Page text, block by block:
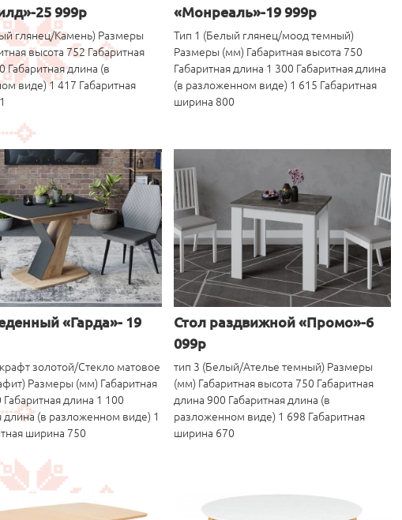
25 999р
глянец/Камень) Размеры
высота 752 Габаритная
Габаритная длина (в
виде) 1 417 Габаритная
«Монреаль»-19 999р
Тип 1 (Белый глянец/моод темный)
Размеры (мм) Габаритная высота 750
Габаритная длина 1 300 Габаритная длина
(в разложенном виде) 1 615 Габаритная
ширина 800
«Гарда»- 19
золотой/Стекло матовое
Размеры (мм) Габаритная
длина 1 100
длина (в разложенном виде) 1
ширина 750
Стол раздвижной «Промо»-6
099р
тип 3 (Белый/Ателье темный) Размеры
(мм) Габаритная высота 750 Габаритная
длина 900 Габаритная длина (в
разложенном виде) 1 698 Габаритная
ширина 670